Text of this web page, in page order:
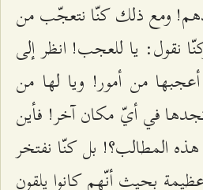
ومع ذلك كنّا نتعجّب من
نقول: يا للعجب! انظر إلى
من أمور! ويا لها من
في أيّ مكان آخر! فأين
المطالب؟! بل كنّا نفتخر
عظيمة بحيث أنّهم كانوا يلقون